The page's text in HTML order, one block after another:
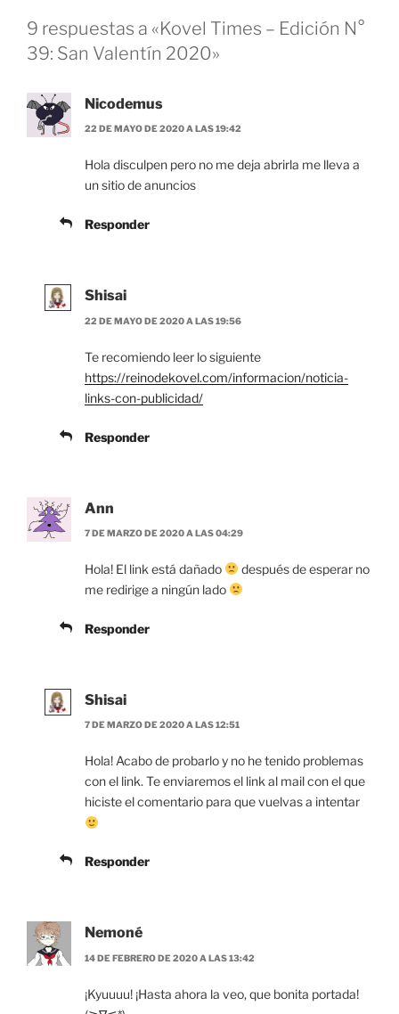
9 respuestas a «Kovel Times – Edición N°
39: San Valentín 2020»
Nicodemus
22 DE MAYO DE 2020 A LAS 19:42
Hola disculpen pero no me deja abrirla me lleva a
un sitio de anuncios
Responder
Shisai
22 DE MAYO DE 2020 A LAS 19:56
Te recomiendo leer lo siguiente
https://reinodekovel.com/informacion/noticia-
links-con-publicidad/
Responder
Ann
7 DE MARZO DE 2020 A LAS 04:29
Hola! El link está dañado
después de esperar no
me redirige a ningún lado
Responder
Shisai
7 DE MARZO DE 2020 A LAS 12:51
Hola! Acabo de probarlo y no he tenido problemas
con el link. Te enviaremos el link al mail con el que
hiciste el comentario para que vuelvas a intentar
Responder
Nemoné
14 DE FEBRERO DE 2020 A LAS 13:42
¡Kyuuuu! ¡Hasta ahora la veo, que bonita portada!